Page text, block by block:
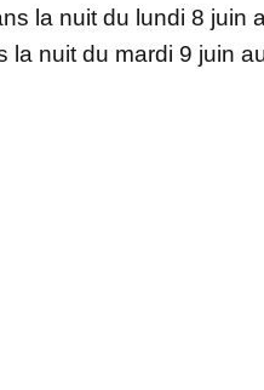
la nuit du lundi 8 juin
la nuit du mardi 9 juin